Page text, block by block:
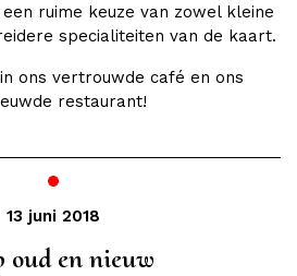
ruime keuze van zowel kleine
specialiteiten van de kaart.
ons vertrouwde café en ons
restaurant!
13 juni 2018
oud en nieuw